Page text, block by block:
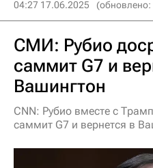
04:27 17.06.2025
СМИ: Рубио
саммит G7 и
Вашингтон
CNN: Рубио вместе с
саммит G7 и вернется в